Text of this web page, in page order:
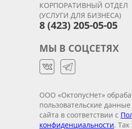
КОРПОРАТИВНЫЙ ОТДЕЛ
(УСЛУГИ ДЛЯ БИЗНЕСА)
8 (423) 205-05-05
МЫ В СОЦСЕТЯХ
ООО «ОктопусНет»
пользовательские
сайта в соответствии с
конфиденциальности.